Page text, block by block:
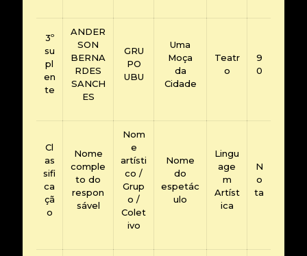
3º
su
pl
en
te
ANDER
SON
BERNA
RDES
SANCH
ES
GRU
PO
UBU
Uma
Moça
da
Cidade
Teatr
o
9
0
Cl
as
sifi
ca
çã
o
Nome
comple
to do
respon
sável
Nom
e
artísti
co /
Grup
o /
Colet
ivo
Nome
do
espetác
ulo
Lingu
age
m
Artíst
ica
N
o
ta